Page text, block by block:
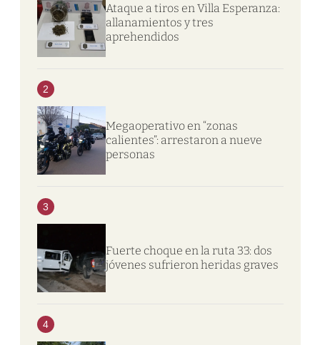
Ataque a tiros en Villa Esperanza:
allanamientos y tres
aprehendidos
2
Megaoperativo en “zonas
calientes”: arrestaron a nueve
personas
3
Fuerte choque en la ruta 33: dos
jóvenes sufrieron heridas graves
4